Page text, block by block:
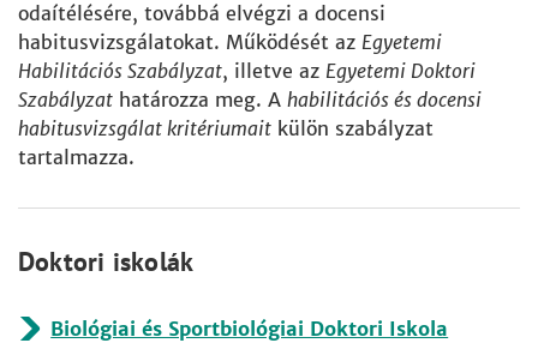
odaítélésére, továbbá elvégzi a docensi
habitusvizsgálatokat. Működését az Egyetemi
Habilitációs Szabályzat, illetve az Egyetemi Doktori
Szabályzat határozza meg. A habilitációs és docensi
habitusvizsgálat kritériumait külön szabályzat
tartalmazza.
Doktori iskolák
Biológiai és Sportbiológiai Doktori Iskola